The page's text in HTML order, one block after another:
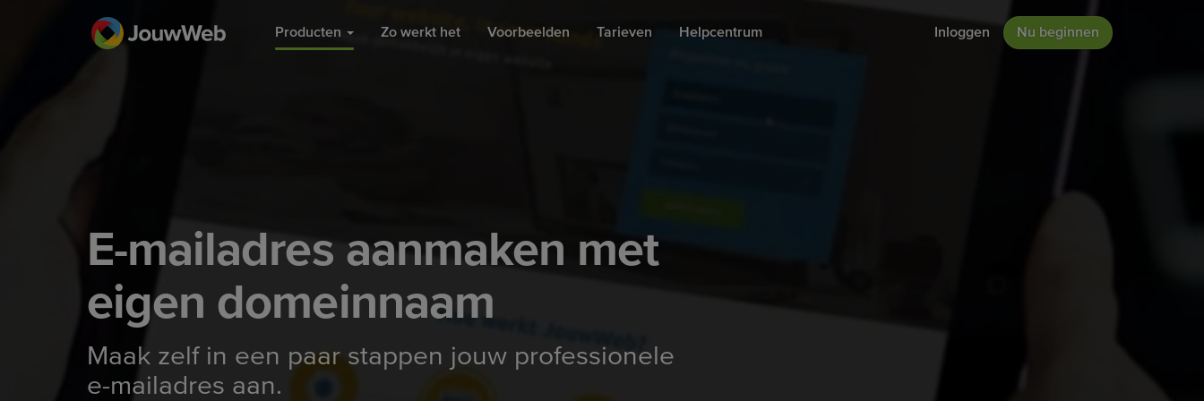
Producten Zo werkt het Voorbeelden Tarieven Helpcentrum Inloggen Nu beginnen
E-mailadres aanmaken met
eigen domeinnaam
Maak zelf in een paar stappen jouw professionele
e-mailadres aan.